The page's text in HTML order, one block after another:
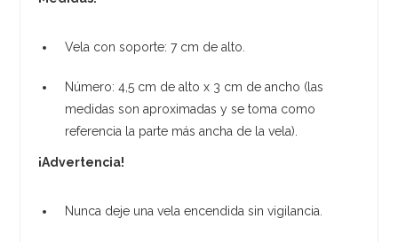
Vela con soporte: 7 cm de alto.
Número: 4,5 cm de alto x 3 cm de ancho (las
medidas son aproximadas y se toma como
referencia la parte más ancha de la vela).
¡Advertencia!
Nunca deje una vela encendida sin vigilancia.